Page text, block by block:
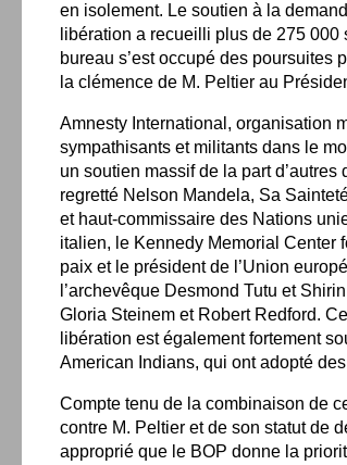
en isolement. Le soutien à la
libération a recueilli plus de 275
bureau s’est occupé des poursuites
la clémence de M. Peltier au
Amnesty International, organisation
sympathisants et militants dans le
un soutien massif de la part
regretté Nelson Mandela, Sa
et haut-commissaire des Nations
italien, le Kennedy Memorial Center
paix et le président de l’Union
l’archevêque Desmond Tutu et
Gloria Steinem et Robert Redford.
libération est également fortement
American Indians, qui ont adopté
Compte tenu de la combinaison de
contre M. Peltier et de son statut de
approprié que le BOP donne la